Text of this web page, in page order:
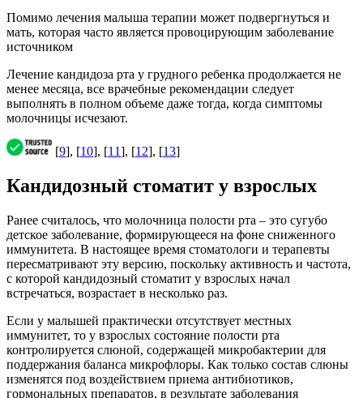
Помимо лечения малыша терапии может подвергнуться и
мать, которая часто является провоцирующим заболевание
источником
Лечение кандидоза рта у грудного ребенка продолжается не
менее месяца, все врачебные рекомендации следует
выполнять в полном объеме даже тогда, когда симптомы
молочницы исчезают.
[9], [10], [11], [12], [13]
Кандидозный стоматит у взрослых
Ранее считалось, что молочница полости рта – это сугубо
детское заболевание, формирующееся на фоне сниженного
иммунитета. В настоящее время стоматологи и терапевты
пересматривают эту версию, поскольку активность и частота,
с которой кандидозный стоматит у взрослых начал
встречаться, возрастает в несколько раз.
Если у малышей практически отсутствует местных
иммунитет, то у взрослых состояние полости рта
контролируется слюной, содержащей микробактерии для
поддержания баланса микрофлоры. Как только состав слюны
изменятся под воздействием приема антибиотиков,
гормональных препаратов, в результате заболевания